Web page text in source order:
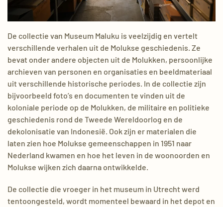
De collectie van Museum Maluku is veelzijdig en vertelt
verschillende verhalen uit de Molukse geschiedenis. Ze
bevat onder andere objecten uit de Molukken, persoonlijke
archieven van personen en organisaties en beeldmateriaal
uit verschillende historische periodes. In de collectie zijn
bijvoorbeeld foto’s en documenten te vinden uit de
koloniale periode op de Molukken, de militaire en politieke
geschiedenis rond de Tweede Wereldoorlog en de
dekolonisatie van Indonesië. Ook zijn er materialen die
laten zien hoe Molukse gemeenschappen in 1951 naar
Nederland kwamen en hoe het leven in de woonoorden en
Molukse wijken zich daarna ontwikkelde.
De collectie die vroeger in het museum in Utrecht werd
tentoongesteld, wordt momenteel bewaard in het depot en